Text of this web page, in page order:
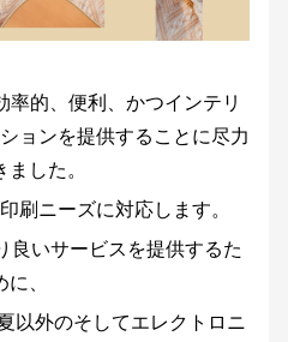
率的、便利、かつインテリ
ョンを提供することに尽力
ました。
刷ニーズに対応します。
良いサービスを提供するた
に、
以外のそしてエレクトロニ